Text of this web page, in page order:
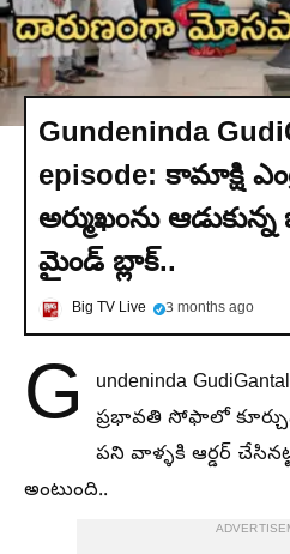
Gundeninda
episode: కామాక్షి
అర్ముఖంను
మైండ్ బ్లాక్..
Big TV Live 3 months ago
G
undeninda
ప్రభావతి సోఫాలో
పని వాళ్ళకి ఆర్డర్
అంటుంది..